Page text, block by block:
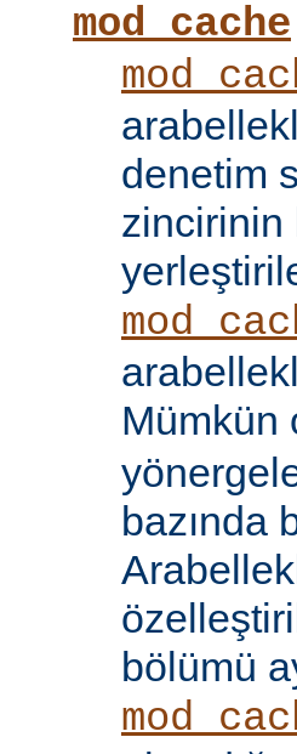
mod_cache
denetim
zincirinin
Mümkün
bazında
bölümü